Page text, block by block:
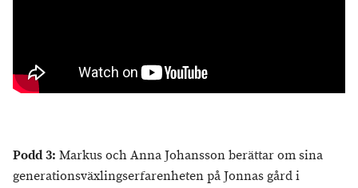
Podd 3: Markus och Anna Johansson berättar om sina
generationsväxlingserfarenheten på Jonnas gård i